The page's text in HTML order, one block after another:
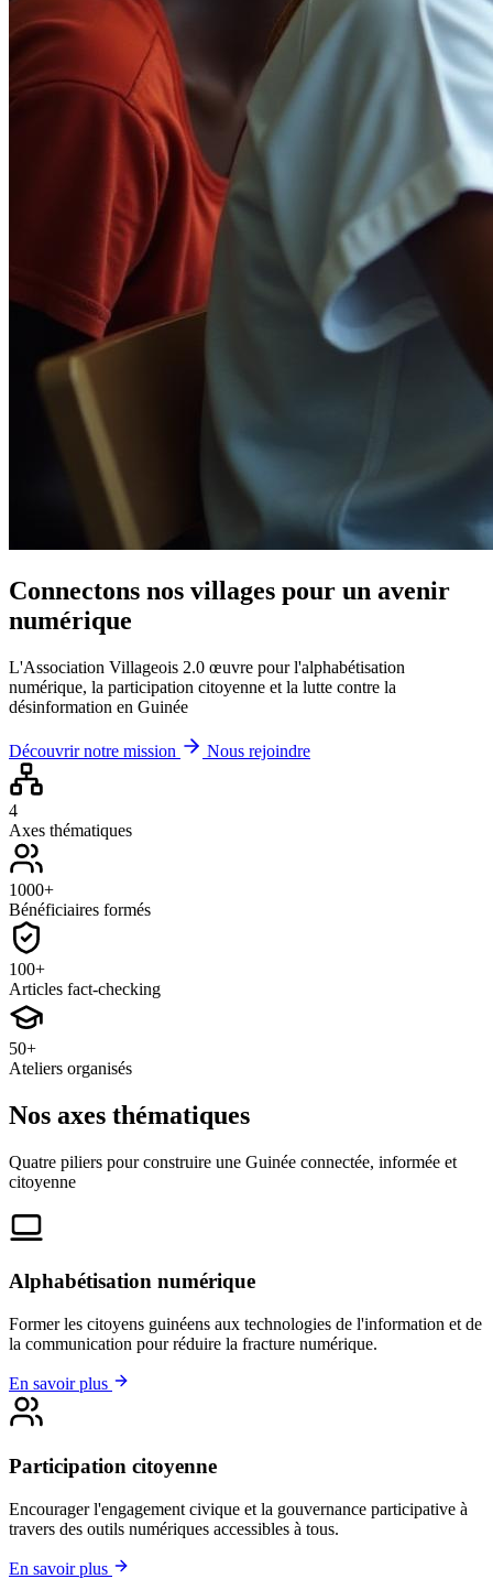
Connectons nos villages pour un avenir
numérique
L'Association Villageois 2.0 œuvre pour l'alphabétisation
numérique, la participation citoyenne et la lutte contre la
désinformation en Guinée
Découvrir notre mission Nous rejoindre
4
Axes thématiques
1000+
Bénéficiaires formés
100+
Articles fact-checking
50+
Ateliers organisés
Nos axes thématiques
Quatre piliers pour construire une Guinée connectée, informée et
citoyenne
Alphabétisation numérique
Former les citoyens guinéens aux technologies de l'information et de
la communication pour réduire la fracture numérique.
En savoir plus
Participation citoyenne
Encourager l'engagement civique et la gouvernance participative à
travers des outils numériques accessibles à tous.
En savoir plus